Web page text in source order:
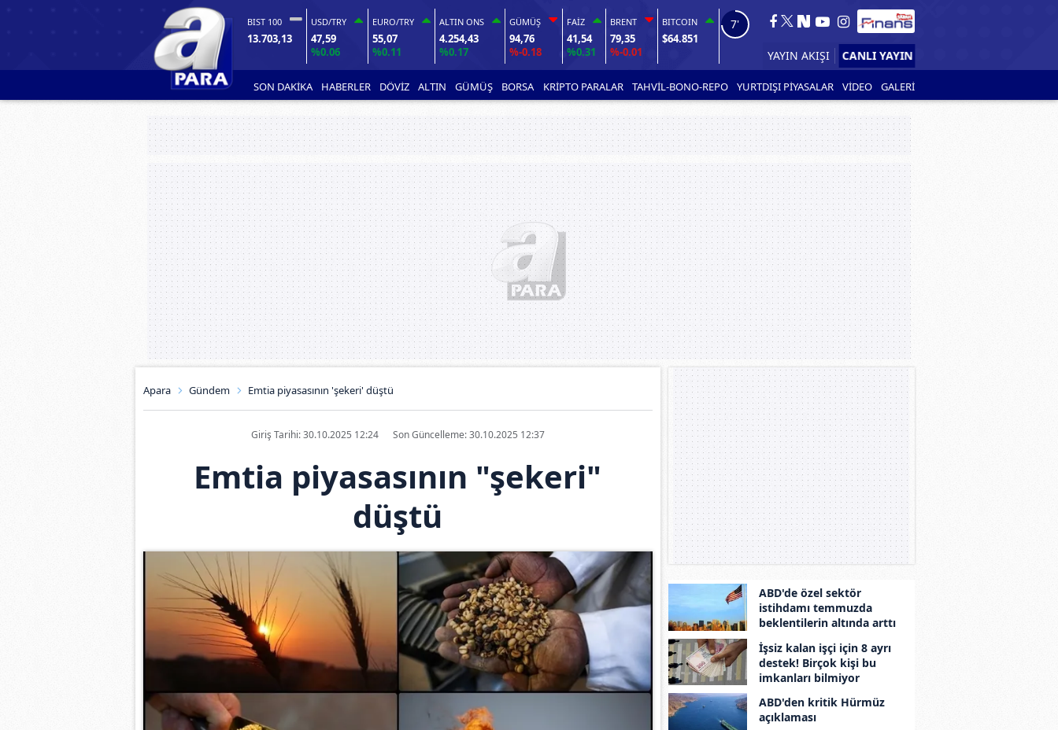
BIST 100
13.703,13
USD/TRY
47,59
%0.06
EURO/TRY
55,07
%0.11
ALTIN ONS
4.254,43
%0.17
GÜMÜŞ
94,76
%-0.18
FAİZ
41,54
%0.31
BRENT
79,35
%-0.01
BITCOIN
$64.851
6'
YAYIN AKIŞI CANLI YAYIN
SON DAKİKA HABERLER DÖVİZ ALTIN GÜMÜŞ BORSA KRİPTO PARALAR TAHVİL-BONO-REPO YURTDIŞI PİYASALAR VİDEO GALERİ
Apara Gündem Emtia piyasasının 'şekeri' düştü
Giriş Tarihi: 30.10.2025 12:24 Son Güncelleme: 30.10.2025 12:37
Emtia piyasasının "şekeri"
düştü
ABD'de özel sektör
istihdamı temmuzda
beklentilerin altında arttı
İşsiz kalan işçi için 8 ayrı
destek! Birçok kişi bu
imkanları bilmiyor
ABD'den kritik Hürmüz
açıklaması